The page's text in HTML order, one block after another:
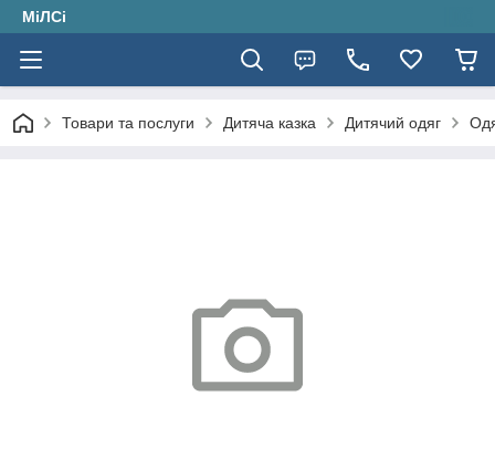
МіЛСі
Товари та послуги Дитяча казка Дитячий одяг